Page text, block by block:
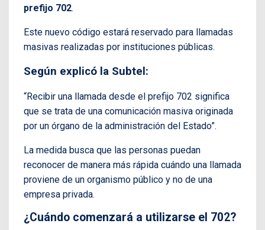
prefijo 702.
Este nuevo código estará reservado para llamadas
masivas realizadas por instituciones públicas.
Según explicó la Subtel:
“Recibir una llamada desde el prefijo 702 significa
que se trata de una comunicación masiva originada
por un órgano de la administración del Estado”.
La medida busca que las personas puedan
reconocer de manera más rápida cuándo una llamada
proviene de un organismo público y no de una
empresa privada.
¿Cuándo comenzará a utilizarse el 702?